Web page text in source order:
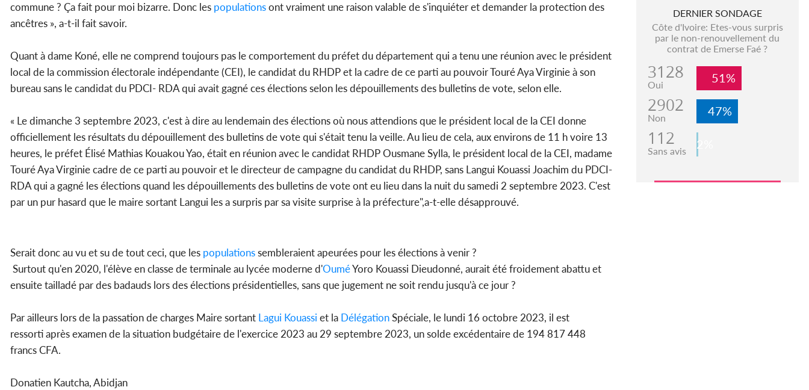
commune ? Ça fait pour moi bizarre. Donc les populationsont vraiment une raison valable de s'inquiéter et demander la protection des
ancêtres », a-t-il fait savoir.
Quant à dame Koné, elle ne comprend toujours pas le comportement du préfet du département qui a tenu une réunion avec le président
local de la commission électorale indépendante (CEI), le candidat du RHDP et la cadre de ce parti au pouvoir Touré Aya Virginie à son
bureau sans le candidat du PDCI- RDA qui avait gagné ces élections selon les dépouillements des bulletins de vote, selon elle.
« Le dimanche 3 septembre 2023, c'est à dire au lendemain des élections où nous attendions que le président local de la CEI donne
officiellement les résultats du dépouillement des bulletins de vote qui s'était tenu la veille. Au lieu de cela, aux environs de 11 h voire 13
heures, le préfet Élisé Mathias Kouakou Yao, était en réunion avec le candidat RHDP Ousmane Sylla, le président local de la CEI, madame
Touré Aya Virginie cadre de ce parti au pouvoir et le directeur de campagne du candidat du RHDP, sans Langui Kouassi Joachim du PDCI-
RDA qui a gagné les élections quand les dépouillements des bulletins de vote ont eu lieu dans la nuit du samedi 2 septembre 2023. C'est
par un pur hasard que le maire sortant Langui les a surpris par sa visite surprise à la préfecture",a-t-elle désapprouvé.
Serait donc au vu et su de tout ceci, que les populationssembleraient apeurées pour les élections à venir ?
Surtout qu'en 2020, l'élève en classe de terminale au lycée moderne d'OuméYoro Kouassi Dieudonné, aurait été froidement abattu et
ensuite tailladé par des badauds lors des élections présidentielles, sans que jugement ne soit rendu jusqu'à ce jour ?
Par ailleurs lors de la passation de charges Maire sortant Lagui Kouassi et la DélégationSpéciale, le lundi 16 octobre 2023, il est
ressorti après examen de la situation budgétaire de l'exercice 2023 au 29 septembre 2023, un solde excédentaire de 194 817 448
francs CFA.
Donatien Kautcha, Abidjan
DERNIER SONDAGE
Côte d'Ivoire: Etes-vous surpris
par le non-renouvellement du
contrat de Emerse Faé ?
3128
Oui 51%
2902
Non 47%
112
Sans avis 2%